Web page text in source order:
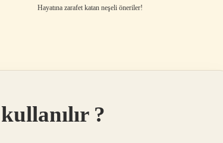
Hayatına zarafet katan neşeli öneriler!
?